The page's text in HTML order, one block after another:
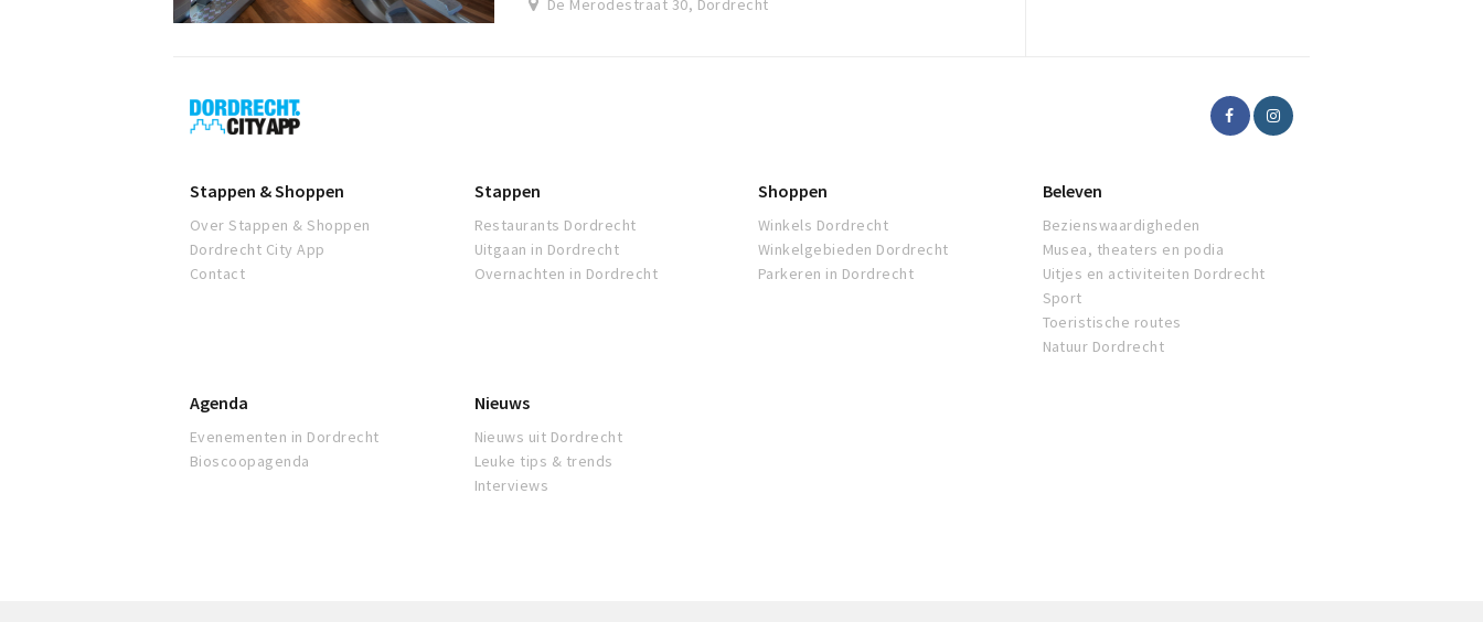
De Merodestraat 30, Dordrecht
Dordrecht
City
Stappen & Shoppen
Over Stappen & Shoppen
Dordrecht City App
Contact
Stappen
Restaurants Dordrecht
Uitgaan in Dordrecht
Overnachten in Dordrecht
Shoppen
Winkels Dordrecht
Winkelgebieden Dordrecht
Parkeren in Dordrecht
Beleven
Bezienswaardigheden
Musea, theaters en podia
Uitjes en activiteiten Dordrecht
Sport
Toeristische routes
Natuur Dordrecht
Agenda
Evenementen in Dordrecht
Bioscoopagenda
Nieuws
Nieuws uit Dordrecht
Leuke tips & trends
Interviews